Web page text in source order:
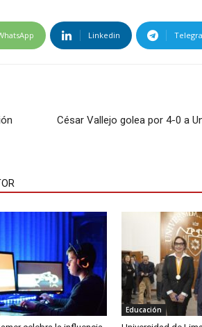
Linkedin
César Vallejo golea por 4-0 a
Educación